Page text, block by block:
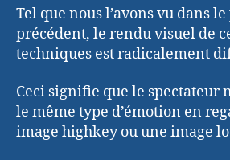
Tel que nous l’avons vu dans
précédent, le rendu visuel de
techniques est radicalement
Ceci signifie que le spectateur
le même type d’émotion en
image highkey ou une image